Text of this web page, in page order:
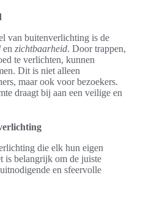
van buitenverlichting is de
en zichtbaarheid. Door trappen,
te verlichten, kunnen
Dit is niet alleen
maar ook voor bezoekers.
draagt bij aan een veilige en
die elk hun eigen
is belangrijk om de juiste
en sfeervolle